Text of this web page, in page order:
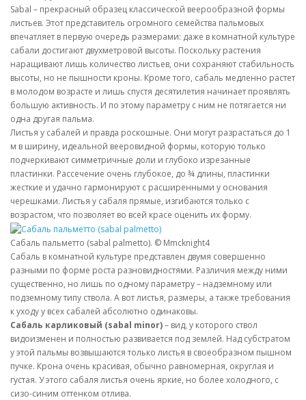
Sabal – прекрасный образец классической веерообразной формы
листьев. Этот представитель огромного семейства пальмовых
впечатляет в первую очередь размерами: даже в комнатной культуре
сабали достигают двухметровой высоты. Поскольку растения
наращивают лишь количество листьев, они сохраняют стабильность
высоты, но не пышности кроны. Кроме того, сабаль медленно растет
в молодом возрасте и лишь спустя десятилетия начинает проявлять
большую активность. И по этому параметру с ним не потягается ни
одна другая пальма.
Листья у сабалей и правда роскошные. Они могут разрастаться до 1
м в ширину, идеальной вееровидной формы, которую только
подчеркивают симметричные доли и глубоко изрезанные
пластинки. Рассечение очень глубокое, до ¾ длины, пластинки
жесткие и удачно гармонируют с расширенными у основания
черешками. Листья у сабаля прямые, изгибаются только с
возрастом, что позволяет во всей красе оценить их форму.
Сабаль пальметто (sabal palmetto). © Mmcknight4
Сабаль в комнатной культуре представлен двумя совершенно
разными по форме роста разновидностями. Различия между ними
существенно, но лишь по одному параметру – надземному или
подземному типу ствола. А вот листья, размеры, а также требования
к уходу у всех сабалей абсолютно одинаковы.
Сабаль карликовый (sabal minor)– вид, у которого ствол
видоизменен и полностью развивается под землей. Над субстратом
у этой пальмы возвышаются только листья в своеобразном пышном
пучке. Крона очень красивая, обычно равномерная, округлая и
густая. У этого сабаля листья очень яркие, но более холодного, с
сизо-синим оттенком отлива.